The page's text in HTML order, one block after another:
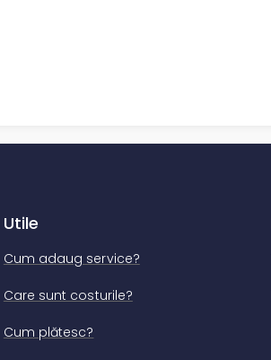
Utile
Cum adaug service?
Care sunt costurile?
Cum plătesc?